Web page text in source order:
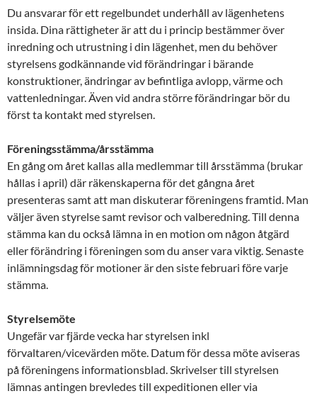
Du ansvarar för ett regelbundet underhåll av lägenhetens
insida. Dina rättigheter är att du i princip bestämmer över
inredning och utrustning i din lägenhet, men du behöver
styrelsens godkännande vid förändringar i bärande
konstruktioner, ändringar av befintliga avlopp, värme och
vattenledningar. Även vid andra större förändringar bör du
först ta kontakt med styrelsen.
Föreningsstämma/årsstämma
En gång om året kallas alla medlemmar till årsstämma (brukar
hållas i april) där räkenskaperna för det gångna året
presenteras samt att man diskuterar föreningens framtid. Man
väljer även styrelse samt revisor och valberedning. Till denna
stämma kan du också lämna in en motion om någon åtgärd
eller förändring i föreningen som du anser vara viktig. Senaste
inlämningsdag för motioner är den siste februari före varje
stämma.
Styrelsemöte
Ungefär var fjärde vecka har styrelsen inkl
förvaltaren/vicevärden möte. Datum för dessa möte aviseras
på föreningens informationsblad. Skrivelser till styrelsen
lämnas antingen brevledes till expeditionen eller via